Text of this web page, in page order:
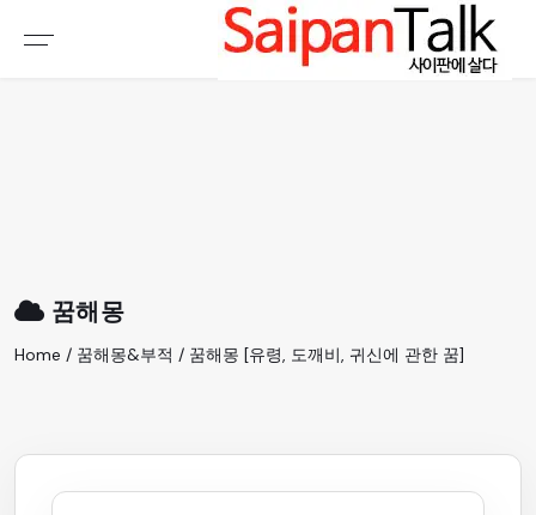
꿈해몽
Home / 꿈해몽&부적 / 꿈해몽 [유령, 도깨비, 귀신에 관한 꿈]
여행정보
생활정보
갤러리 & 동영상